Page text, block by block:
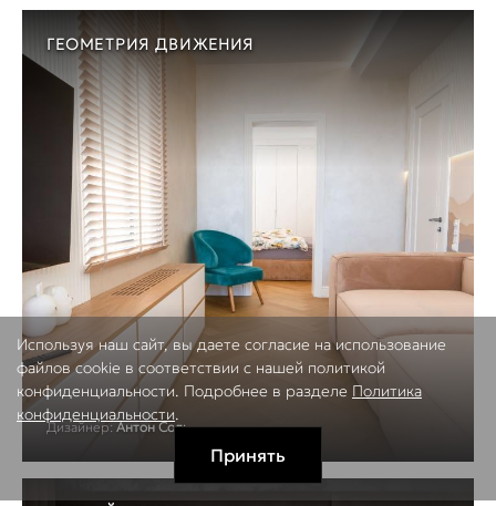
ГЕОМЕТРИЯ ДВИЖЕНИЯ
Дизайнер: Антон Соль
Используя наш сайт, вы даете согласие на использование
файлов cookie в соответствии с нашей политикой
конфиденциальности. Подробнее в разделе Политика
конфиденциальности.
Принять